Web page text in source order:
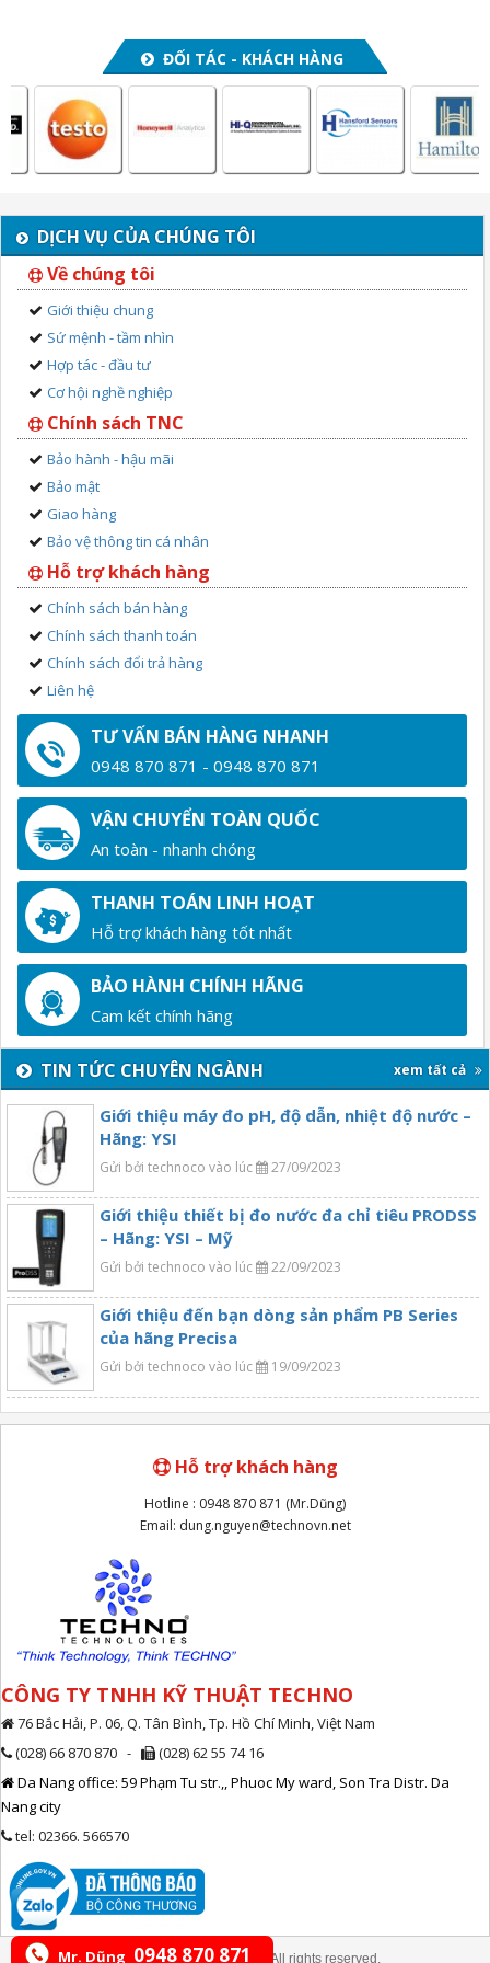
ĐỐI TÁC - KHÁCH HÀNG
DỊCH VỤ CỦA CHÚNG TÔI
Về chúng tôi
Giới thiệu chung
Sứ mệnh - tầm nhìn
Hợp tác - đầu tư
Cơ hội nghề nghiệp
Chính sách TNC
Bảo hành - hậu mãi
Bảo mật
Giao hàng
Bảo vệ thông tin cá nhân
Hỗ trợ khách hàng
Chính sách bán hàng
Chính sách thanh toán
Chính sách đổi trả hàng
Liên hệ
TƯ VẤN BÁN HÀNG NHANH
0948 870 871 - 0948 870 871
VẬN CHUYỂN TOÀN QUỐC
An toàn - nhanh chóng
THANH TOÁN LINH HOẠT
Hỗ trợ khách hàng tốt nhất
BẢO HÀNH CHÍNH HÃNG
Cam kết chính hãng
TIN TỨC CHUYÊN NGÀNH xem tất cả
Giới thiệu máy đo pH, độ dẫn, nhiệt độ nước –
Hãng: YSI
Gửi bởi technoco vào lúc 27/09/2023
Giới thiệu thiết bị đo nước đa chỉ tiêu PRODSS
– Hãng: YSI – Mỹ
Gửi bởi technoco vào lúc 22/09/2023
Giới thiệu đến bạn dòng sản phẩm PB Series
của hãng Precisa
Gửi bởi technoco vào lúc 19/09/2023
Hỗ trợ khách hàng
Hotline : 0948 870 871 (Mr.Dũng)
Email: dung.nguyen@technovn.net
CÔNG TY TNHH KỸ THUẬT TECHNO
76 Bắc Hải, P. 06, Q. Tân Bình, Tp. Hồ Chí Minh, Việt Nam
(028) 66 870 870 -
(028) 62 55 74 16
Da Nang office: 59 Phạm Tu str.,, Phuoc My ward, Son Tra Distr. Da
Nang city
tel: 02366. 566570
© Copyright Technovn.net, All rights reserved.
Mr. Dũng 0948 870 871